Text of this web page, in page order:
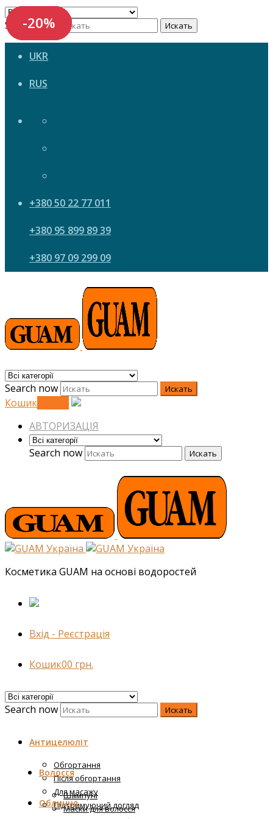
Search now Искать
UKR
RUS
+380 50 22 77 011
+380 95 899 89 39
+380 97 09 299 09
Search now Искать
Кошик
АВТОРИЗАЦІЯ
Search now
Искать
Косметика GUAM на основі водоростей
Вхід - Реєстрація
Кошик00 грн.
Search now Искать
Антицелюліт
Обгортання
Після обгортання
Для масажу
Підтримуючий догляд
Волосся
Шампуні
Маски для волосся
Обличчя
-20%
-20%
-20%
-20%
-20%
-20%
-20%